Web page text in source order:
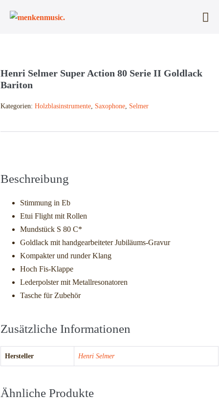
Inhalt
Henri Selmer Super Action 80 Serie II Goldlack
Bariton
Kategorien: Holzblasinstrumente Saxophone Selmer
Beschreibung
Stimmung in Eb
Etui Flight mit Rollen
Mundstück S 80 C*
Goldlack mit handgearbeiteter Jubiläums-Gravur
Kompakter und runder Klang
Hoch Fis-Klappe
Lederpolster mit Metallresonatoren
Tasche für Zubehör
Zusätzliche Informationen
Hersteller Henri Selmer
Ähnliche Produkte